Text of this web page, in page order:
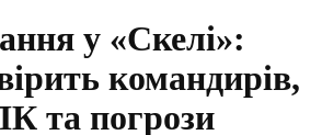
у «Скелі»:
командирів,
та погрози